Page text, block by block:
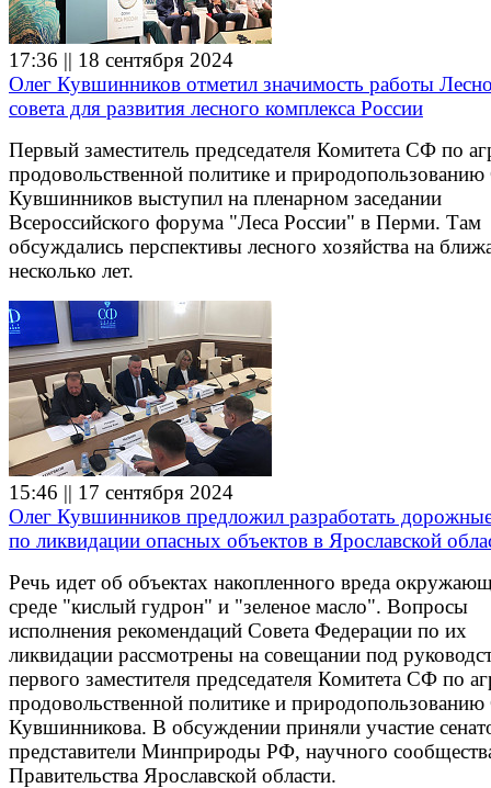
17:36 || 18 сентября 2024
Олег Кувшинников отметил значимость работы
совета для развития лесного комплекса России
Первый заместитель председателя Комитета СФ по
продовольственной политике и природопользованию
Кувшинников выступил на пленарном заседании
Всероссийского форума "Леса России" в Перми. Там
обсуждались перспективы лесного хозяйства на
несколько лет.
15:46 || 17 сентября 2024
Олег Кувшинников предложил разработать
по ликвидации опасных объектов в Ярославской
Речь идет об объектах накопленного вреда
среде "кислый гудрон" и "зеленое масло". Вопросы
исполнения рекомендаций Совета Федерации по их
ликвидации рассмотрены на совещании под
первого заместителя председателя Комитета СФ по
продовольственной политике и природопользованию
Кувшинникова. В обсуждении приняли участие
представители Минприроды РФ, научного
Правительства Ярославской области.